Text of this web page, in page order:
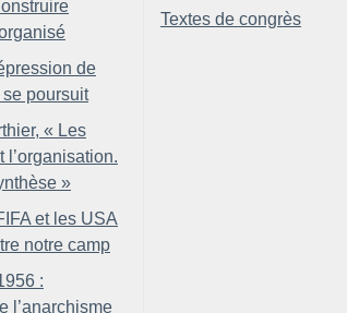
de
se poursuit
« Les
l’organisation.
»
et les USA
notre camp
:
l’anarchisme
Textes de congrès